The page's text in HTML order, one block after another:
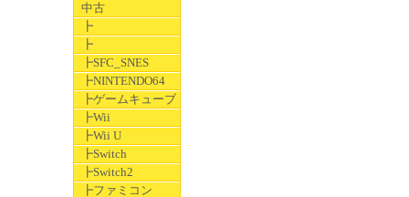
中古
┣
┣
┣SFC_SNES
┣NINTENDO64
┣ゲームキューブ
┣Wii
┣Wii U
┣Switch
┣Switch2
┣ファミコン